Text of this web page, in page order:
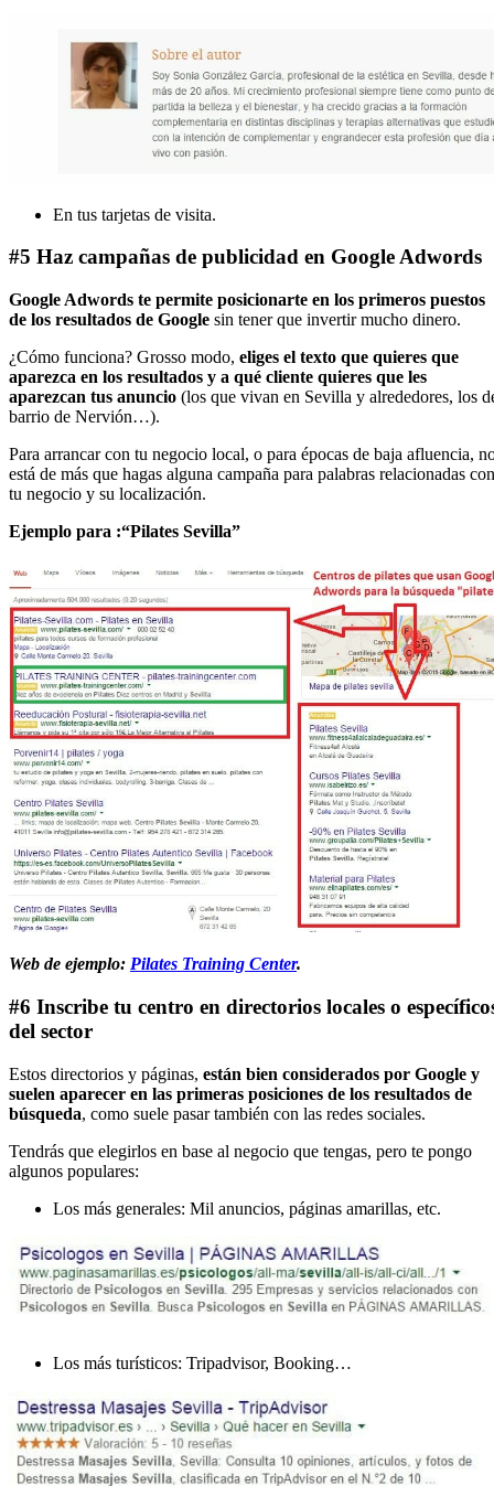
En tus tarjetas de visita.
#5 Haz campañas de publicidad en Google Adwords
Google Adwords te permite posicionarte en los primeros puestos
de los resultados de Google sin tener que invertir mucho dinero.
¿Cómo funciona? Grosso modo, eliges el texto que quieres que
aparezca en los resultados y a qué cliente quieres que les
aparezcan tus anuncio (los que vivan en Sevilla y alrededores, los
barrio de Nervión…).
Para arrancar con tu negocio local, o para épocas de baja afluencia,
está de más que hagas alguna campaña para palabras relacionadas con
tu negocio y su localización.
Ejemplo para :“Pilates Sevilla”
Web de ejemplo: Pilates Training Center.
#6 Inscribe tu centro en directorios locales o
del sector
Estos directorios y páginas, están bien considerados por Google y
suelen aparecer en las primeras posiciones de los resultados de
búsqueda, como suele pasar también con las redes sociales.
Tendrás que elegirlos en base al negocio que tengas, pero te pongo
algunos populares:
Los más generales: Mil anuncios, páginas amarillas, etc.
Los más turísticos: Tripadvisor, Booking…